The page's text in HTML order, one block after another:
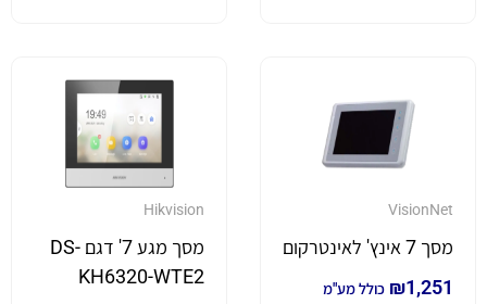
VisionNet
מסך 7 אינץ' לאינטרקום
₪1,251 כולל מע"מ
Hikvision
מסך מגע 7' דגם DS-
KH6320-WTE2